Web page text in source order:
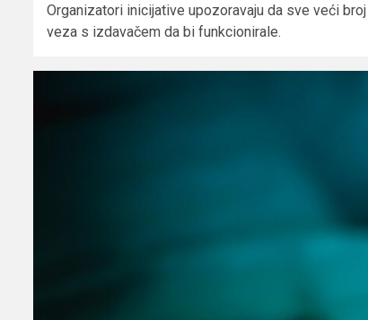
Organizatori inicijative upozoravaju da sve veći
veza s izdavačem da bi funkcionirale.